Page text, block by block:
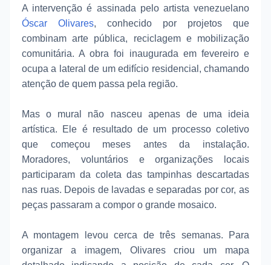
A intervenção é assinada pelo artista venezuelano
Óscar Olivares, conhecido por projetos que
combinam arte pública, reciclagem e mobilização
comunitária. A obra foi inaugurada em fevereiro e
ocupa a lateral de um edifício residencial, chamando
atenção de quem passa pela região.
Mas o mural não nasceu apenas de uma ideia
artística. Ele é resultado de um processo coletivo
que começou meses antes da instalação.
Moradores, voluntários e organizações locais
participaram da coleta das tampinhas descartadas
nas ruas. Depois de lavadas e separadas por cor, as
peças passaram a compor o grande mosaico.
A montagem levou cerca de três semanas. Para
organizar a imagem, Olivares criou um mapa